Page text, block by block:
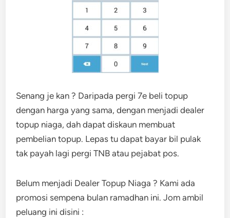
Senang je kan ? Daripada pergi 7e beli topup
dengan harga yang sama, dengan menjadi dealer
topup niaga, dah dapat diskaun membuat
pembelian topup. Lepas tu dapat bayar bil pulak
tak payah lagi pergi TNB atau pejabat pos.
Belum menjadi Dealer Topup Niaga ? Kami ada
promosi sempena bulan ramadhan ini. Jom ambil
peluang ini disini :